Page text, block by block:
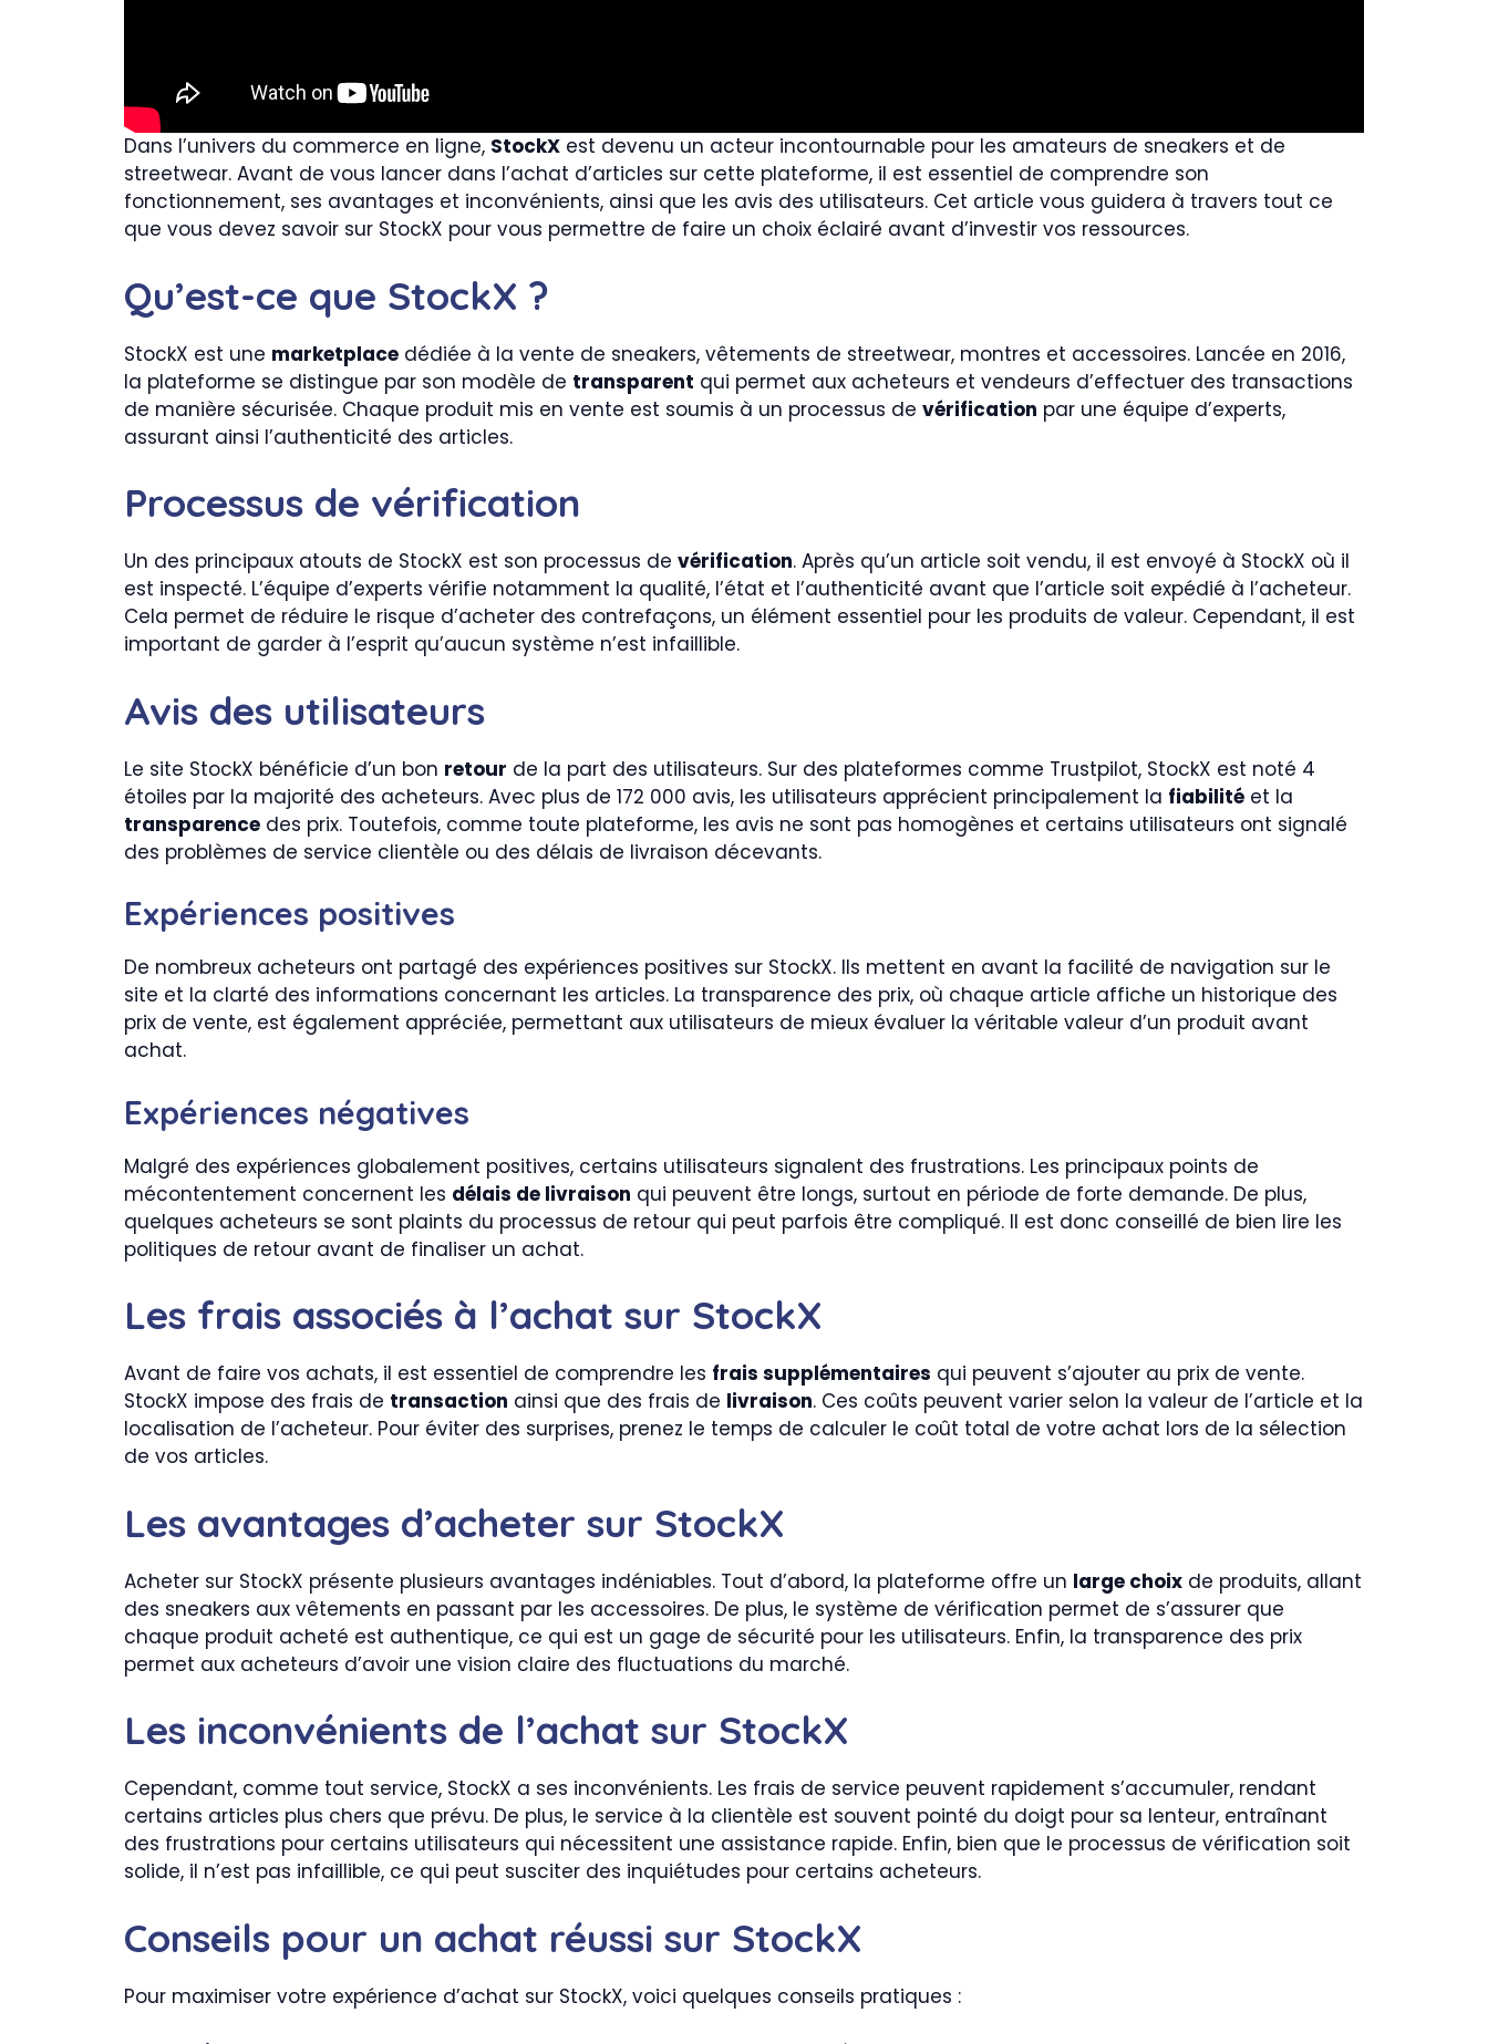
Dans l’univers du commerce en ligne, StockX est devenu un acteur incontournable pour les amateurs de sneakers et de
streetwear. Avant de vous lancer dans l’achat d’articles sur cette plateforme, il est essentiel de comprendre son
fonctionnement, ses avantages et inconvénients, ainsi que les avis des utilisateurs. Cet article vous guidera à travers tout ce
que vous devez savoir sur StockX pour vous permettre de faire un choix éclairé avant d’investir vos ressources.
Qu’est-ce que StockX ?
StockX est une marketplace dédiée à la vente de sneakers, vêtements de streetwear, montres et accessoires. Lancée en 2016,
la plateforme se distingue par son modèle de transparent qui permet aux acheteurs et vendeurs d’effectuer des transactions
de manière sécurisée. Chaque produit mis en vente est soumis à un processus de vérification par une équipe d’experts,
assurant ainsi l’authenticité des articles.
Processus de vérification
Un des principaux atouts de StockX est son processus de vérification. Après qu’un article soit vendu, il est envoyé à StockX où il
est inspecté. L’équipe d’experts vérifie notamment la qualité, l’état et l’authenticité avant que l’article soit expédié à l’acheteur.
Cela permet de réduire le risque d’acheter des contrefaçons, un élément essentiel pour les produits de valeur. Cependant, il est
important de garder à l’esprit qu’aucun système n’est infaillible.
Avis des utilisateurs
Le site StockX bénéficie d’un bon retour de la part des utilisateurs. Sur des plateformes comme Trustpilot, StockX est noté 4
étoiles par la majorité des acheteurs. Avec plus de 172 000 avis, les utilisateurs apprécient principalement la fiabilité et la
transparence des prix. Toutefois, comme toute plateforme, les avis ne sont pas homogènes et certains utilisateurs ont signalé
des problèmes de service clientèle ou des délais de livraison décevants.
Expériences positives
De nombreux acheteurs ont partagé des expériences positives sur StockX. Ils mettent en avant la facilité de navigation sur le
site et la clarté des informations concernant les articles. La transparence des prix, où chaque article affiche un historique des
prix de vente, est également appréciée, permettant aux utilisateurs de mieux évaluer la véritable valeur d’un produit avant
achat.
Expériences négatives
Malgré des expériences globalement positives, certains utilisateurs signalent des frustrations. Les principaux points de
mécontentement concernent les délais de livraison qui peuvent être longs, surtout en période de forte demande. De plus,
quelques acheteurs se sont plaints du processus de retour qui peut parfois être compliqué. Il est donc conseillé de bien lire les
politiques de retour avant de finaliser un achat.
Les frais associés à l’achat sur StockX
Avant de faire vos achats, il est essentiel de comprendre les frais supplémentaires qui peuvent s’ajouter au prix de vente.
StockX impose des frais de transaction ainsi que des frais de livraison. Ces coûts peuvent varier selon la valeur de l’article et la
localisation de l’acheteur. Pour éviter des surprises, prenez le temps de calculer le coût total de votre achat lors de la sélection
de vos articles.
Les avantages d’acheter sur StockX
Acheter sur StockX présente plusieurs avantages indéniables. Tout d’abord, la plateforme offre un large choix de produits, allant
des sneakers aux vêtements en passant par les accessoires. De plus, le système de vérification permet de s’assurer que
chaque produit acheté est authentique, ce qui est un gage de sécurité pour les utilisateurs. Enfin, la transparence des prix
permet aux acheteurs d’avoir une vision claire des fluctuations du marché.
Les inconvénients de l’achat sur StockX
Cependant, comme tout service, StockX a ses inconvénients. Les frais de service peuvent rapidement s’accumuler, rendant
certains articles plus chers que prévu. De plus, le service à la clientèle est souvent pointé du doigt pour sa lenteur, entraînant
des frustrations pour certains utilisateurs qui nécessitent une assistance rapide. Enfin, bien que le processus de vérification soit
solide, il n’est pas infaillible, ce qui peut susciter des inquiétudes pour certains acheteurs.
Conseils pour un achat réussi sur StockX
Pour maximiser votre expérience d’achat sur StockX, voici quelques conseils pratiques :